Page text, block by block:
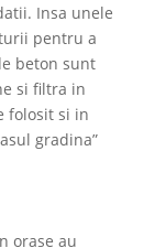
Insa unele
pentru a
beton sunt
si filtra in
folosit si in
gradina”
orase au